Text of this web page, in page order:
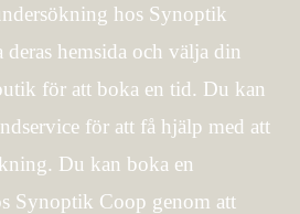
hos Synoptik
hemsida och välja din
för att boka en tid. Du kan
för att få hjälp med att
Du kan boka en
Synoptik Coop genom att